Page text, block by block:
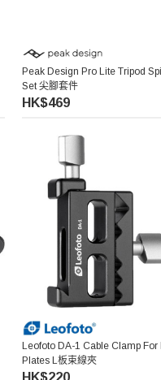
Peak Design Pro Lite Tripod
Set 尖腳套件
HK$469
Leofoto DA-1 Cable Clamp For
Plates L板束線夾
HK$220